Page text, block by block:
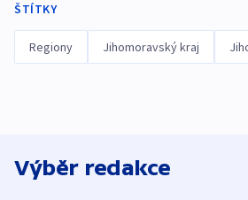
ŠTÍTKY
Regiony Jihomoravský kraj
Výběr redakce